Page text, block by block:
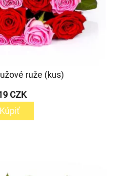
ruže (kus)
CZK
Kúpiť